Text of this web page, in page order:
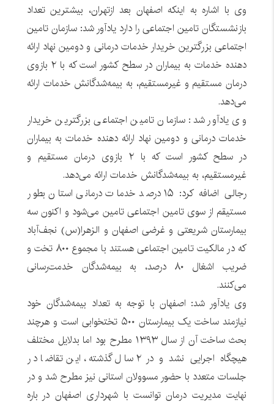
وی با اشاره به اینکه اصفهان بعد ازتهران، بیشترین تعداد
بازنشستگان تامین اجتماعی را دارد یادآور شد: سازمان تامین
اجتماعی بزرگترین خریدار خدمات درمانی و دومین نهاد ارائه
دهنده خدمات به بیماران در سطح کشور است که با ۲ بازوی
درمان مستقیم و غیرمستقیم، به بیمه‌شدگانش خدمات ارائه
می‌دهد.
وی یادآور شد: سازمان تامین اجتماعی بزرگترین خریدار
خدمات درمانی و دومین نهاد ارائه دهنده خدمات به بیماران
در سطح کشور است که با ۲ بازوی درمان مستقیم و
غیرمستقیم، به بیمه‌شدگانش خدمات ارائه می‌دهد.
رجالی اضافه کرد: ۱۵ درصد خدمات درمانی استان بطور
مستیقم از سوی تامین اجتماعی تامین می‌شود و اکنون سه
بیمارستان شریعتی و غرضی اصفهان و الزهرا(س) نجف‌آباد
که در مالکیت تامین اجتماعی هستند با مجموع ۸۰۰ تخت و
ضریب اشغال ۸۰ درصد، به بیمه‌شدگان خدمت‌رسانی
می‌کنند.
وی یادآور شد: اصفهان با توجه به تعداد بیمه‌شدگان خود
نیازمند ساخت یک بیمارستان ۵۰۰ تختخوابی است و هرچند
بحث ساخت آن از سال ۱۳۹۳ مطرح بود اما بدلایل مختلف
هیچگاه اجرایی نشد و در ۲ سال گذشته، این تقاضا در
جلسات متعدد با حضور مسوولان استانی نیز مطرح شد و در
نهایت مدیریت درمان توانست با شهرداری اصفهان در باره